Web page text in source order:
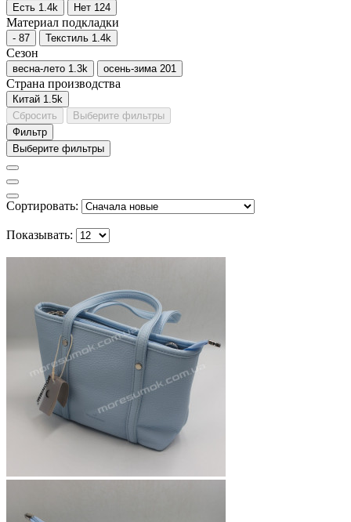
Есть 1.4k Нет 124
Материал подкладки
- 87 Текстиль 1.4k
Сезон
весна-лето 1.3k осень-зима 201
Страна производства
Китай 1.5k
Сбросить
Выберите фильтры
Фильтр
Выберите фильтры
Сортировать:
Показывать: